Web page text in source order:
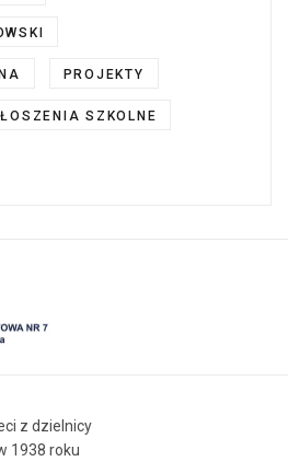
PROJEKTY
SZKOLNE
z dzielnicy
1938 roku